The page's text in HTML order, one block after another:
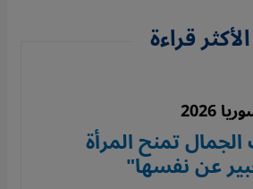
الأكثر قراءة
تمنح المرأة
عن نفسها"